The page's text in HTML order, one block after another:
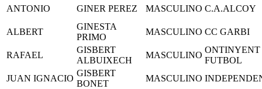
ANTONIO GINER PEREZ MASCULINO C.A.ALCOY
ALBERT
GINESTA
PRIMO
MASCULINO CC GARBI
RAFAEL
GISBERT
ALBUIXECH
MASCULINO
ONTINYENT
FUTBOL
JUAN IGNACIO
GISBERT
BONET
MASCULINO